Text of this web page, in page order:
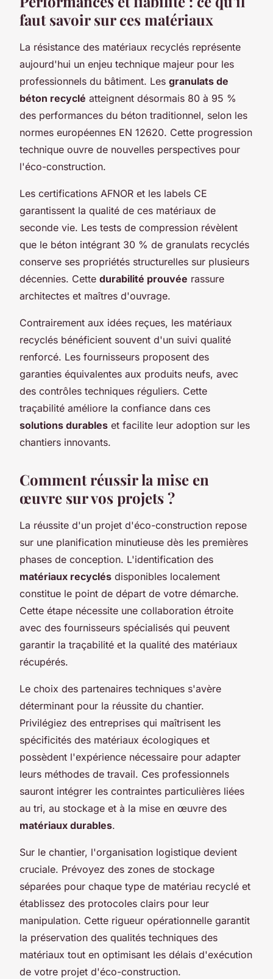
faut savoir sur ces matériaux
La résistance des matériaux recyclés représente
aujourd'hui un enjeu technique majeur pour les
professionnels du bâtiment. Les granulats de
béton recyclé atteignent désormais 80 à 95 %
des performances du béton traditionnel, selon les
normes européennes EN 12620. Cette progression
technique ouvre de nouvelles perspectives pour
l'éco-construction.
Les certifications AFNOR et les labels CE
garantissent la qualité de ces matériaux de
seconde vie. Les tests de compression révèlent
que le béton intégrant 30 % de granulats recyclés
conserve ses propriétés structurelles sur plusieurs
décennies. Cette durabilité prouvée rassure
architectes et maîtres d'ouvrage.
Contrairement aux idées reçues, les matériaux
recyclés bénéficient souvent d'un suivi qualité
renforcé. Les fournisseurs proposent des
garanties équivalentes aux produits neufs, avec
des contrôles techniques réguliers. Cette
traçabilité améliore la confiance dans ces
solutions durables et facilite leur adoption sur les
chantiers innovants.
Comment réussir la mise en
œuvre sur vos projets ?
La réussite d'un projet d'éco-construction repose
sur une planification minutieuse dès les premières
phases de conception. L'identification des
matériaux recyclés disponibles localement
constitue le point de départ de votre démarche.
Cette étape nécessite une collaboration étroite
avec des fournisseurs spécialisés qui peuvent
garantir la traçabilité et la qualité des matériaux
récupérés.
Le choix des partenaires techniques s'avère
déterminant pour la réussite du chantier.
Privilégiez des entreprises qui maîtrisent les
spécificités des matériaux écologiques et
possèdent l'expérience nécessaire pour adapter
leurs méthodes de travail. Ces professionnels
sauront intégrer les contraintes particulières liées
au tri, au stockage et à la mise en œuvre des
matériaux durables.
Sur le chantier, l'organisation logistique devient
cruciale. Prévoyez des zones de stockage
séparées pour chaque type de matériau recyclé et
établissez des protocoles clairs pour leur
manipulation. Cette rigueur opérationnelle garantit
la préservation des qualités techniques des
matériaux tout en optimisant les délais d'exécution
de votre projet d'éco-construction.